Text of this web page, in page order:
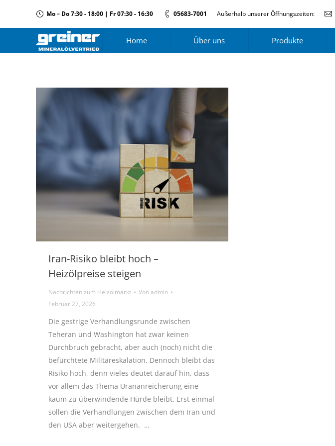
Mo – Do 7:30 - 18:00 | Fr 07:30 - 16:30 05683-7001 Außerhalb unserer Öffnungszeiten:
Home Über uns Produkte
Iran-Risiko bleibt hoch –
Heizölpreise steigen
Nachrichten zum Heizölmarkt Vonadmin
Februar 27, 2026
Die gestrige Verhandlungsrunde zwischen
Teheran und Washington hat zwar keinen
Durchbruch gebracht, aber auch (noch) nicht die
befürchtete Militäreskalation. Dennoch bleibt das
Risiko hoch, denn vieles deutet darauf hin, dass
vor allem das Thema Urananreicherung eine
kaum zu überwindende Hürde bleibt. Erst einmal
sollen die Verhandlungen zwischen dem Iran und
den USA aber weitergehen. …